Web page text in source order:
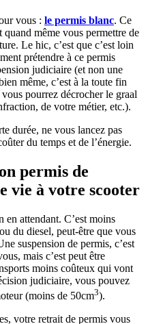
vous : le permis blanc. Ce
même vous permettre de
Le hic, c’est que c’est loin
prétendre à ce permis
judiciaire (et non une
même, c’est à la toute fin
pourrez décrocher le graal
de votre métier, etc.).
durée, ne vous lancez pas
du temps et de l’énergie.
permis de
vie à votre scooter
attendant. C’est moins
du diesel, peut-être que vous
suspension de permis, c’est
mais c’est peut être
moins coûteux qui vont
judiciaire, vous pouvez
(moins de 50cm3).
votre retrait de permis vous